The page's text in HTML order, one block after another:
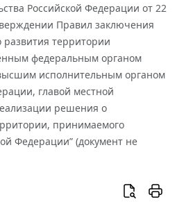
Российской Федерации от 22
Правил заключения
развития территории
федеральным органом
исполнительным органом
главой местной
решения о
принимаемого
Федерации” (документ не